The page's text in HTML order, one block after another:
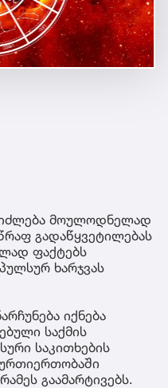
მოულოდნელად
გადაწყვეტილებას
ფაქტებს
ხარჯვას
იქნება
საქმის
საკითხების
გაამარტივებს.